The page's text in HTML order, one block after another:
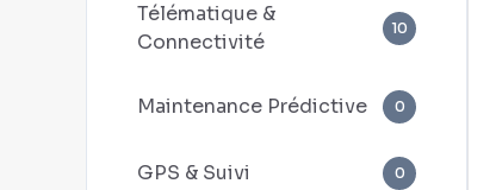
Télématique &
Connectivité
10
Maintenance Prédictive 0
GPS & Suivi 0